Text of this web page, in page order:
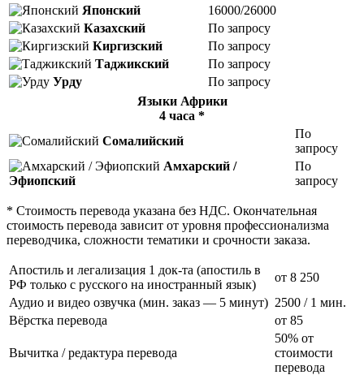
Японский
16000/26000
Казахский
По запросу
Киргизский
По запросу
Таджикский
По запросу
Урду
По запросу
Языки Африки
4 часа *
Сомалийский
По
запросу
Амхарский /
Эфиопский
По
запросу
* Стоимость перевода указана без НДС. Окончательная
стоимость перевода зависит от уровня профессионализма
переводчика, сложности тематики и срочности заказа.
Апостиль и легализация 1 док-та (апостиль в
РФ только с русского на иностранный язык)
от 8 250
Аудио и видео озвучка (мин. заказ — 5 минут) 2500 / 1 мин.
Вёрстка перевода
от 85
Вычитка / редактура перевода
50% от
стоимости
перевода